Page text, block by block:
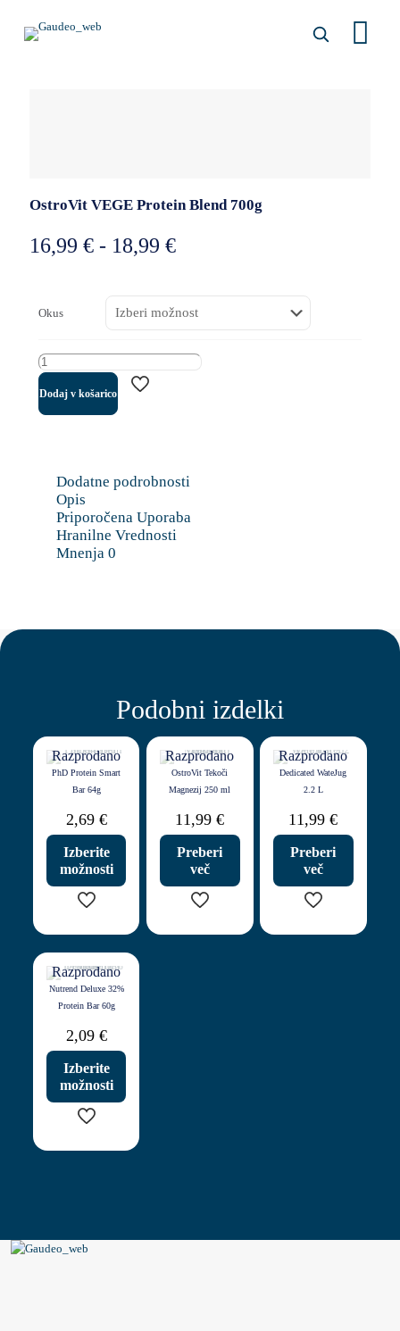
OstroVit VEGE Protein Blend 700g
16,99 € - 18,99 €Cenovni
od
16,99 €
do
Okus
OstroVit
VEGE
Protein
Dodaj v košarico
Dodatne podrobnosti
Opis
Priporočena Uporaba
Hranilne Vrednosti
Mnenja 0
Podobni izdelki
Razprodano
PhD Protein Smart
Bar 64g
2,69 €
Izberite
možnosti
ima
več
Možnosti
lahko
izberete
na
strani
izdelka
Razprodano
OstroVit Tekoči
Magnezij 250 ml
11,99€
Preberi
več
Razprodano
Dedicated WateJug
2.2 L
11,99€
Preberi
več
Razprodano
Nutrend Deluxe 32%
Protein Bar 60g
2,09 €
Izberite
možnosti
lahko